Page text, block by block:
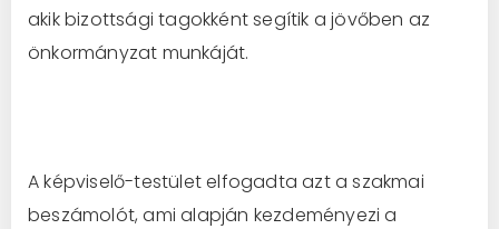
akik bizottsági tagokként segítik a jövőben az
önkormányzat munkáját.
A képviselő-testület elfogadta azt a szakmai
beszámolót, ami alapján kezdeményezi a